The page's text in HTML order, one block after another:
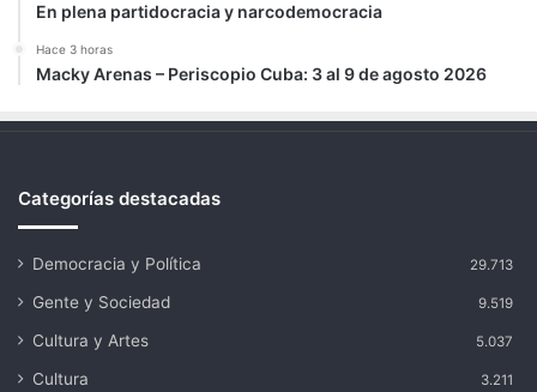
En plena partidocracia y narcodemocracia
Hace 3 horas
Macky Arenas – Periscopio Cuba: 3 al 9 de agosto 2026
Categorías destacadas
Democracia y Política 29.713
Gente y Sociedad 9.519
Cultura y Artes 5.037
Cultura 3.211